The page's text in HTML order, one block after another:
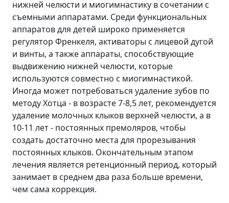
нижней челюсти и миогимнастику в сочетании с
съемными аппаратами. Среди функциональных
аппаратов для детей широко применяется
регулятор Френкеля, активаторы с лицевой дугой
и винты, а также аппараты, способствующие
выдвижению нижней челюсти, которые
используются совместно с миогимнастикой.
Иногда может потребоваться удаление зубов по
методу Хотца - в возрасте 7-8,5 лет, рекомендуется
удаление молочных клыков верхней челюсти, а в
10-11 лет - постоянных премоляров, чтобы
создать достаточно места для прорезывания
постоянных клыков. Окончательным этапом
лечения является ретенционный период, который
занимает в среднем два раза больше времени,
чем сама коррекция.